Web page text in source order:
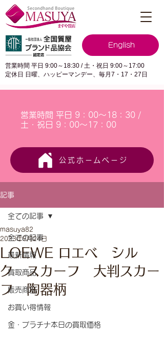
English
営業時間 平日 9:00～18:30 / 土・祝日 9:00～17:00
定休日 日曜、ハッピーマンデー、毎月7・17・27日
営業時間 平日 9：00～18：30 /
土・祝日 9：00～17：00
公式ホームページ
記事
全ての記事
最新情報
買取商品
販売商品
お買い得情報
金・プラチナ本日の買取価格
全ての記事
LOEWE ロエべ シル
ク スカーフ 大判スカー
フ 陶器柄
masuya82
2023年5月24日